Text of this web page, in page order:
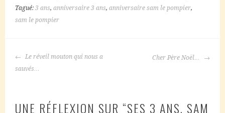
Tagué:3 ans,anniversaire 3 ans,anniversaire sam le pompier,
sam le pompier
NAVIGATION
DES
Le réveil mouton qui nous a
sauvés…
Cher Père Noël…
UNE RÉFLEXION SUR “SES 3 ANS, SAM